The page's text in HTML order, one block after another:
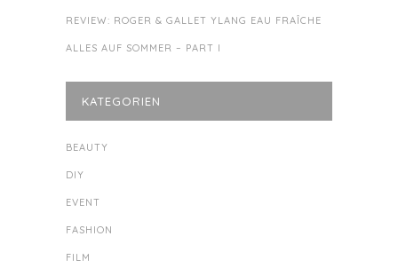
REVIEW: ROGER & GALLET YLANG EAU FRAÎCHE
ALLES AUF SOMMER – PART I
KATEGORIEN
BEAUTY
DIY
EVENT
FASHION
FILM